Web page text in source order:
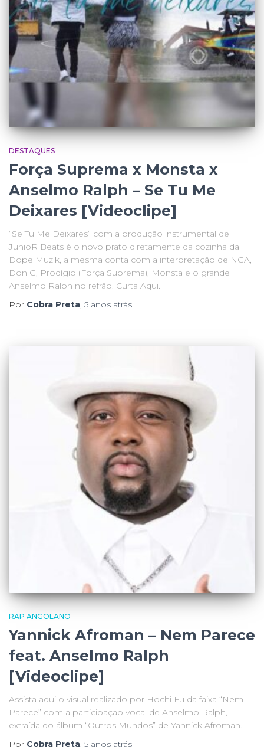
DESTAQUES
Força Suprema x Monsta x
Anselmo Ralph – Se Tu Me
Deixares [Videoclipe]
“Se Tu Me Deixares” com a produção instrumental de
JunioR Beats é o novo prato diretamente da cozinha da
Dope Muzik, a mesma conta com a interpretação de NGA,
Don G, Prodígio (Força Suprema), Monsta e o grande
Anselmo Ralph no refrão. Curta Aqui.
Por Cobra Preta, 5 anos atrás
RAP ANGOLANO
Yannick Afroman – Nem Parece
feat. Anselmo Ralph
[Videoclipe]
Assista aqui o visual realizado por Hochi Fu da faixa “Nem
Parece” com a participação vocal de Anselmo Ralph,
extraída do álbum “Outros Mundos” de Yannick Afroman.
Por Cobra Preta, 5 anos atrás